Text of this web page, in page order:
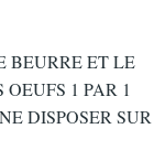
BEURRE ET LE
1 PAR 1
DISPOSER SUR